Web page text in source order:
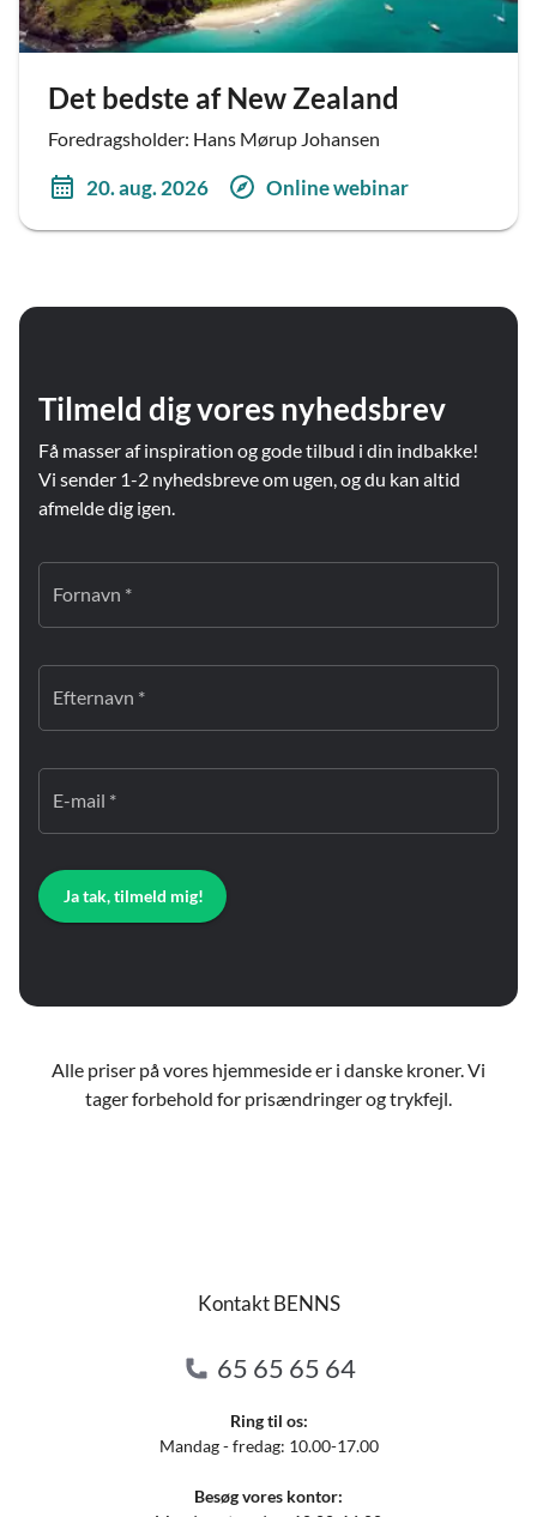
Det bedste af New Zealand
Foredragsholder: Hans Mørup Johansen
20. aug. 2026 Online webinar
Tilmeld dig vores nyhedsbrev
Få masser af inspiration og gode tilbud i din indbakke!
Vi sender 1-2 nyhedsbreve om ugen, og du kan altid
afmelde dig igen.
Fornavn *
Efternavn *
E-mail *
Ja tak, tilmeld mig!
Alle priser på vores hjemmeside er i danske kroner. Vi
tager forbehold for prisændringer og trykfejl.
Kontakt BENNS
65 65 65 64
Ring til os:
Mandag - fredag: 10.00-17.00
Besøg vores kontor: